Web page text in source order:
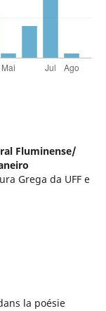
Fluminense/
Grega da UFF e
la poésie